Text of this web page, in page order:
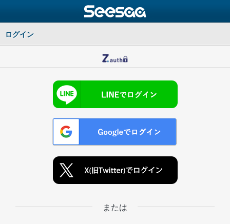
ログイン
または